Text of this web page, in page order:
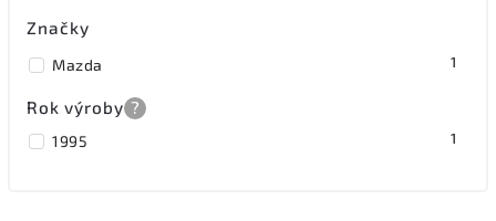
Značky
Mazda 1
Rok výroby ?
1995 1